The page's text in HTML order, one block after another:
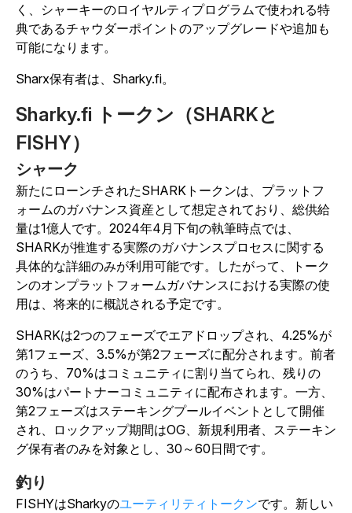
く、シャーキーのロイヤルティプログラムで使われる特
典であるチャウダーポイントのアップグレードや追加も
可能になります。
Sharx保有者は、Sharky.fi。
Sharky.fi トークン（SHARKと
FISHY）
シャーク
新たにローンチされたSHARKトークンは、プラットフ
ォームのガバナンス資産として想定されており、総供給
量は1億人です。2024年4月下旬の執筆時点では、
SHARKが推進する実際のガバナンスプロセスに関する
具体的な詳細のみが利用可能です。したがって、トーク
ンのオンプラットフォームガバナンスにおける実際の使
用は、将来的に概説される予定です。
SHARKは2つのフェーズでエアドロップされ、4.25%が
第1フェーズ、3.5%が第2フェーズに配分されます。前者
のうち、70%はコミュニティに割り当てられ、残りの
30%はパートナーコミュニティに配布されます。一方、
第2フェーズはステーキングプールイベントとして開催
され、ロックアップ期間はOG、新規利用者、ステーキン
グ保有者のみを対象とし、30～60日間です。
釣り
FISHYはSharkyのユーティリティトークンです。新しい